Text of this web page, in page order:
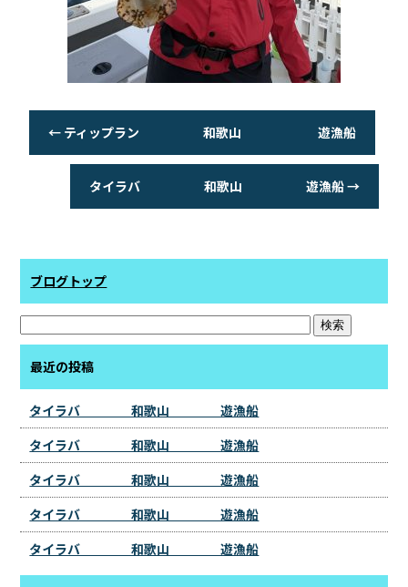
← ティップラン 和歌山 遊漁船
タイラバ 和歌山 遊漁船→
ブログトップ
最近の投稿
タイラバ 和歌山 遊漁船
タイラバ 和歌山 遊漁船
タイラバ 和歌山 遊漁船
タイラバ 和歌山 遊漁船
タイラバ 和歌山 遊漁船